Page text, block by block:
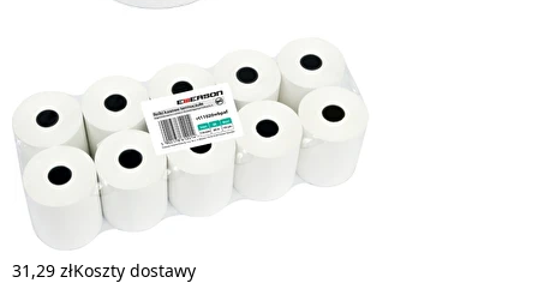
31,29 złKoszty dostawy